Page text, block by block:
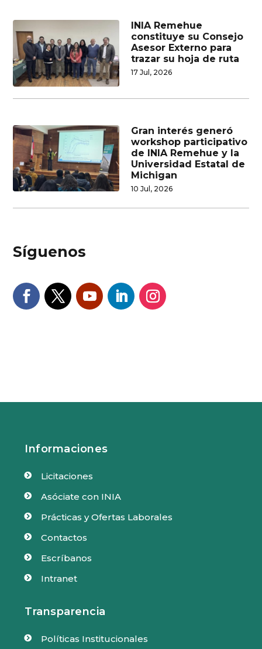
INIA Remehue
constituye su Consejo
Asesor Externo para
trazar su hoja de ruta
17 Jul, 2026
Gran interés generó
workshop participativo
de INIA Remehue y la
Universidad Estatal de
Michigan
10 Jul, 2026
Síguenos
Informaciones
 Licitaciones
 Asóciate con INIA
 Prácticas y Ofertas Laborales
 Contactos
 Escríbanos
 Intranet
Transparencia
 Políticas Institucionales